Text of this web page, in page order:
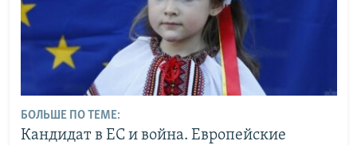
БОЛЬШЕ ПО ТЕМЕ:
Кандидат в ЕС и война. Европейские